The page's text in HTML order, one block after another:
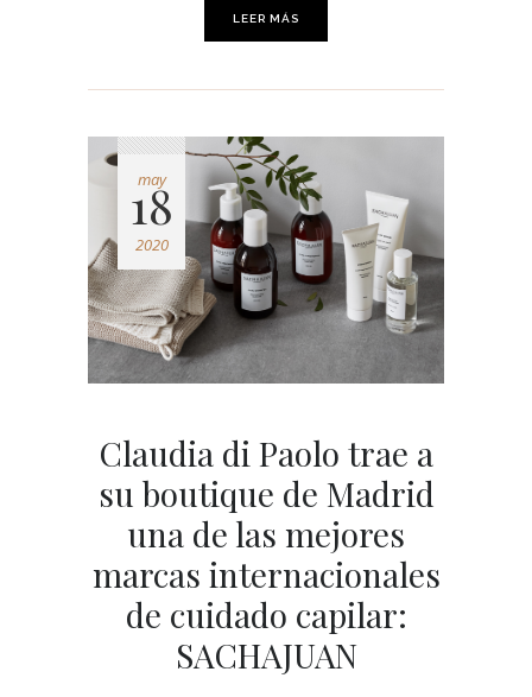
LEER MÁS
may
18
2020
Claudia di Paolo trae a
su boutique de Madrid
una de las mejores
marcas internacionales
de cuidado capilar:
SACHAJUAN